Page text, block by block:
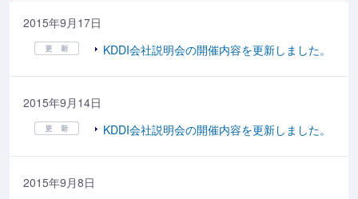
2015年9月17日
KDDI会社説明会の開催内容を更新しました。
2015年9月14日
KDDI会社説明会の開催内容を更新しました。
2015年9月8日